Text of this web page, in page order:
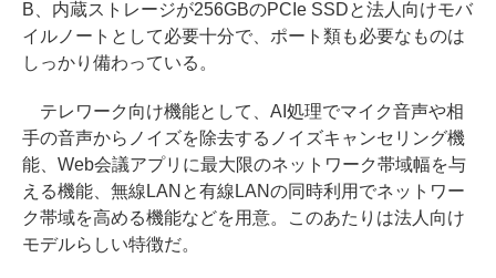
B、内蔵ストレージが256GBのPCIe SSDと法人向けモバ
イルノートとして必要十分で、ポート類も必要なものは
しっかり備わっている。
テレワーク向け機能として、AI処理でマイク音声や相
手の音声からノイズを除去するノイズキャンセリング機
能、Web会議アプリに最大限のネットワーク帯域幅を与
える機能、無線LANと有線LANの同時利用でネットワー
ク帯域を高める機能などを用意。このあたりは法人向け
モデルらしい特徴だ。